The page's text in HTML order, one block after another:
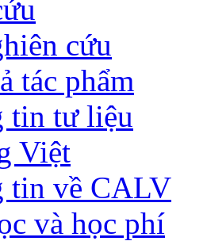
cứu
tác phẩm
tin tư liệu
Việt
tin về CALV
và học phí